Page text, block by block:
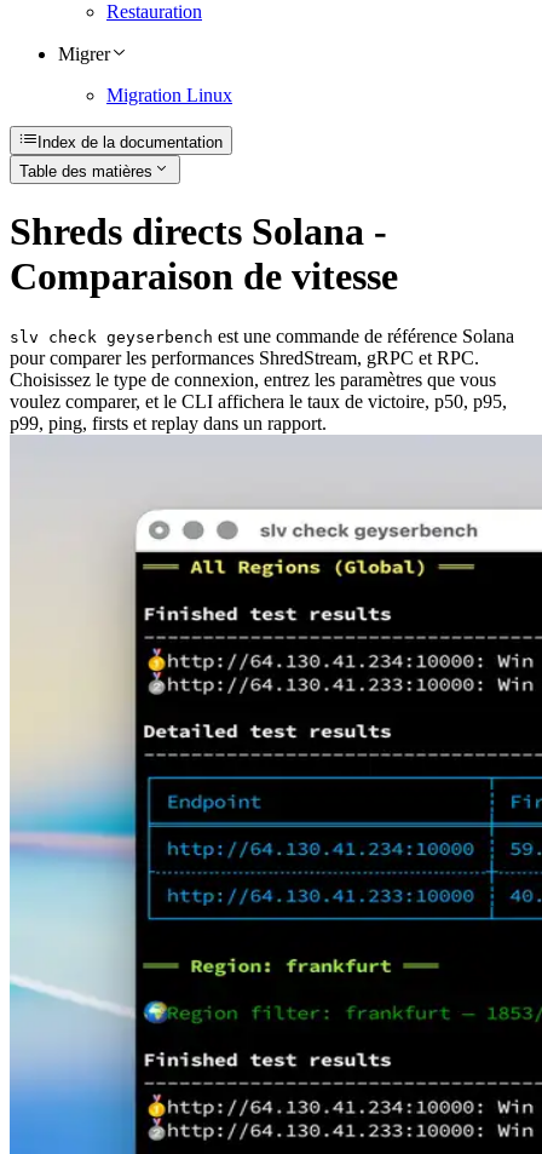
Restauration
Migrer
Migration Linux
Index de la documentation
Table des matières
Shreds directs Solana -
Comparaison de vitesse
slv check geyserbench est une commande de référence Solana
pour comparer les performances ShredStream, gRPC et RPC.
Choisissez le type de connexion, entrez les paramètres que vous
voulez comparer, et le CLI affichera le taux de victoire, p50, p95,
p99, ping, firsts et replay dans un rapport.